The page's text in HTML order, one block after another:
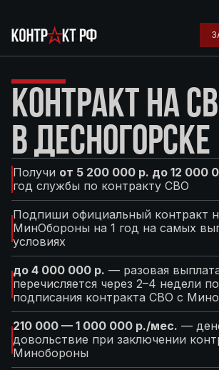
КОНТРАКТ НА
В ДЕСНОГОРСКЕ
Получи от 5 200 000 р. до 12 000
год службы по контракту СВО
Подпиши официальный контракт
МинОбороны на 1 год на самых
условиях
до 4 000 000 р. — разовая
перечисляется через 2–4 недели
подписания контракта СВО с
210 000 — 1 000 000 р./мес. —
довольствие при заключении
Минобороны